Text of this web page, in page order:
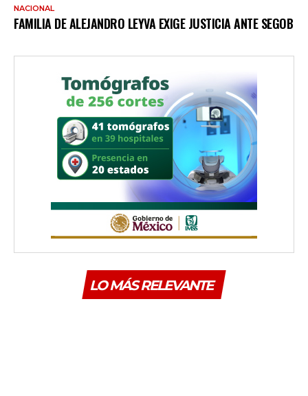
NACIONAL
FAMILIA DE ALEJANDRO LEYVA EXIGE JUSTICIA ANTE SEGOB
LO MÁS RELEVANTE